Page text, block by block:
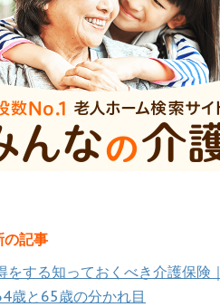
の記事
をする知っておくべき介護保険｜
歳と65歳の分かれ目